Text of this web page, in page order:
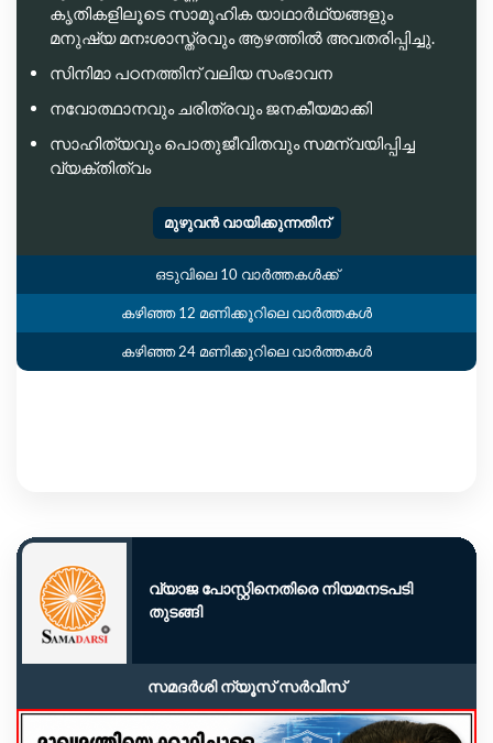
കൃതികളിലൂടെ സാമൂഹിക യാഥാർഥ്യങ്ങളും
മനുഷ്യ മനഃശാസ്ത്രവും ആഴത്തിൽ അവതരിപ്പിച്ചു.
സിനിമാ പഠനത്തിന് വലിയ സംഭാവന
നവോത്ഥാനവും ചരിത്രവും ജനകീയമാക്കി
സാഹിത്യവും പൊതുജീവിതവും സമന്വയിപ്പിച്ച
വ്യക്തിത്വം
മുഴുവൻ വായിക്കുന്നതിന്
ഒടുവിലെ 10 വാർത്തകൾക്ക്
കഴിഞ്ഞ 12 മണിക്കൂറിലെ വാർത്തകൾ
കഴിഞ്ഞ 24 മണിക്കൂറിലെ വാർത്തകൾ
വ്യാജ പോസ്റ്റിനെതിരെ നിയമനടപടി
തുടങ്ങി
സമദർശി ന്യൂസ് സർവീസ്